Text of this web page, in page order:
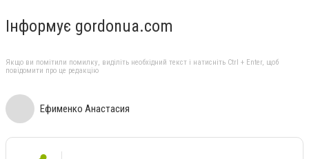
Інформує gordonua.com
Якщо ви помітили помилку, виділіть необхідний текст і натисніть Ctrl + Enter, щоб
повідомити про це редакцію
Ефименко Анастасия